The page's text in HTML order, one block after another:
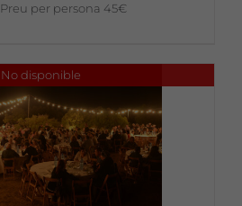
Preu per persona 45€
No disponible